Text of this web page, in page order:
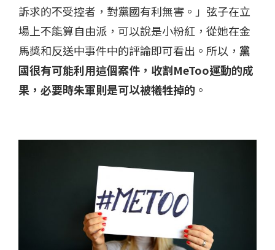
訴求的不受控者，對黨國有利無害。」弦子在立
場上不能算自由派，可以說是小粉紅，從她在金
馬獎和反送中事件中的評論即可看出。所以， 黨
國很有可能利用這個案件，收割MeToo運動的成
果，必要時朱軍則是可以被犧牲掉的 。